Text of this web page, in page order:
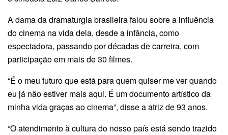
A dama da dramaturgia brasileira falou sobre a influência
do cinema na vida dela, desde a infância, como
espectadora, passando por décadas de carreira, com
participação em mais de 30 filmes.
“É o meu futuro que está para quem quiser me ver quando
eu já não estiver mais aqui. É um documento artístico da
minha vida graças ao cinema”, disse a atriz de 93 anos.
“O atendimento à cultura do nosso país está sendo trazido